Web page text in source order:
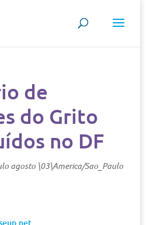
de
do Grito
no DF
agosto \03\America/Sao_Paulo